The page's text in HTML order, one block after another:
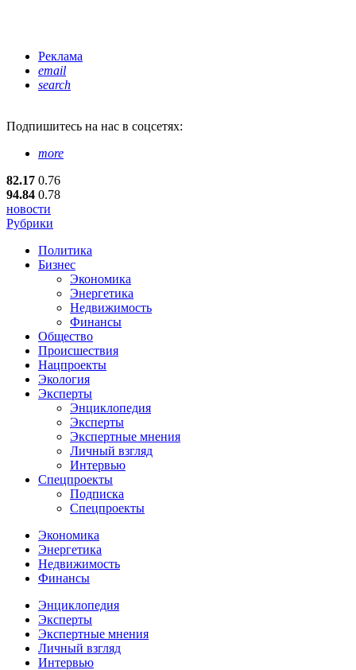
Реклама
email
search
Подпишитесь на нас в соцсетях:
more
82.17 0.76
94.84 0.78
новости
Рубрики
Политика
Бизнес
Экономика
Энергетика
Недвижимость
Финансы
Общество
Происшествия
Нацпроекты
Экология
Эксперты
Энциклопедия
Эксперты
Экспертные мнения
Личный взгляд
Интервью
Спецпроекты
Подписка
Спецпроекты
Экономика
Энергетика
Недвижимость
Финансы
Энциклопедия
Эксперты
Экспертные мнения
Личный взгляд
Интервью